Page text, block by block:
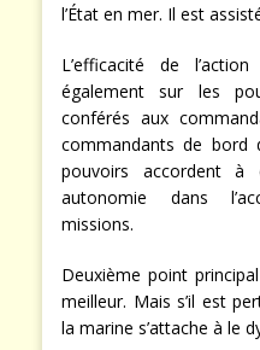
l’État en mer. Il est
L’efficacité de
également sur les
conférés aux
commandants de bord
pouvoirs accordent à
autonomie dans
missions.
Deuxième point
meilleur. Mais s’il est
la marine s’attache à le